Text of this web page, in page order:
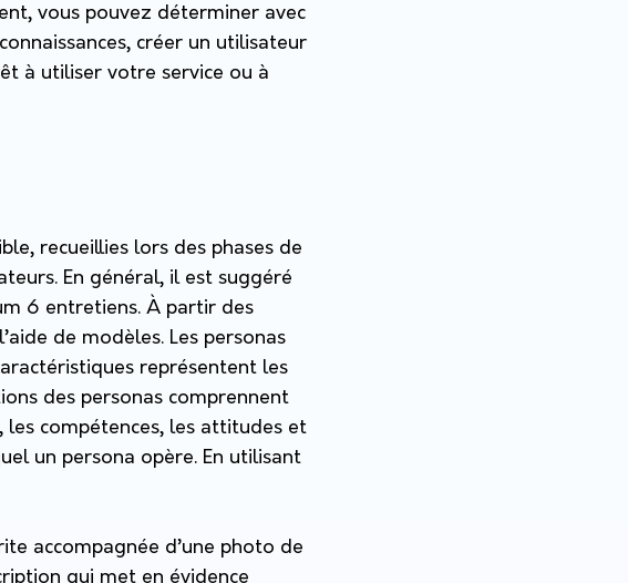
vous pouvez déterminer avec
créer un utilisateur
à utiliser votre service ou à
recueillies lors des phases de
En général, il est suggéré
6 entretiens. À partir des
de modèles. Les personas
représentent les
des personas comprennent
compétences, les attitudes et
un persona opère. En utilisant
accompagnée d’une photo de
qui met en évidence